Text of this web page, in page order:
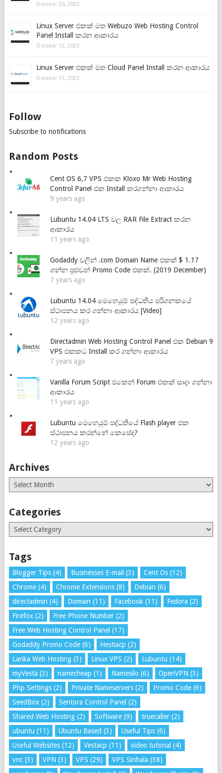
October 20, 2025
Linux Server එකක් මත Webuzo Web Hosting Control
Panel Install කරන ආකාරය
October 12, 2025
Linux Server එකක් මත Cloud Panel Install කරන ආකාරය
October 11, 2025
Follow
Subscribe to notifications
Random Posts
Cent OS 6,7 VPS එකක Kloxo Mr Web Hosting
Control Panel එක Install කරගන්නා ආකාරය
9 years ago
Lubuntu 14.04 LTS වල RAR File Extract කරන
ආකාරය
11 years ago
Godaddy වලින් .com Domain Name එකක් $ 1.17
ගන්න පුළුවන් Promo Code එකක්. (2019 December)
7 years ago
Lubuntu 14.04 මෙහෙයුම් පද්ධතිය පරිගනකයේ
ස්ථාපනය කර ගන්නා ආකාරය [Video]
12 years ago
Directadmin Web Hosting Control Panel එක Debian 9
VPS එකකට Install කර ගන්නා ආකාරය
7 years ago
Vanilla Forum Script එකෙන් Forum එකක් සාදා ගන්නා
ආකාරය
11 years ago
Lubuntu මෙහෙයුම් පද්ධතියේ Flash player එක
ස්ථාපනය කරන්නේ කෙසේද?
12 years ago
Archives
Archives
Categories
Categories
Tags
Blogger Tips(4) Businesses E-mail (3) Cent Os(12)
Chrome(4) Chrome Extensions(8) Debian (6)
directadmin (4) Domain (11) Facebook (11) Fedora (2)
Firefox(2) Free Phone Number(2)
Free Web Hosting Control Panel (17)
Godaddy Promo Code(6) Hestiacp (2)
Lanka Web Hosting(3) Linux VPS (2) Lubuntu (14)
myVesta (3) namecheap (1) Namesilo (6) OpenVPN (3)
Php Settings(2) Private Nameservers(2) Promo Code(6)
SeedBox(2) Sentora Control Panel (2)
Shared Web Hosting(2) Software(9) truecaller(2)
ubuntu (11) Ubuntu Based (3) Useful Tips(6)
Useful Websites(12) Vestacp (11) video tutorial (4)
vnc(3) VPN (3) VPS (29) VPS Sinhala (38)